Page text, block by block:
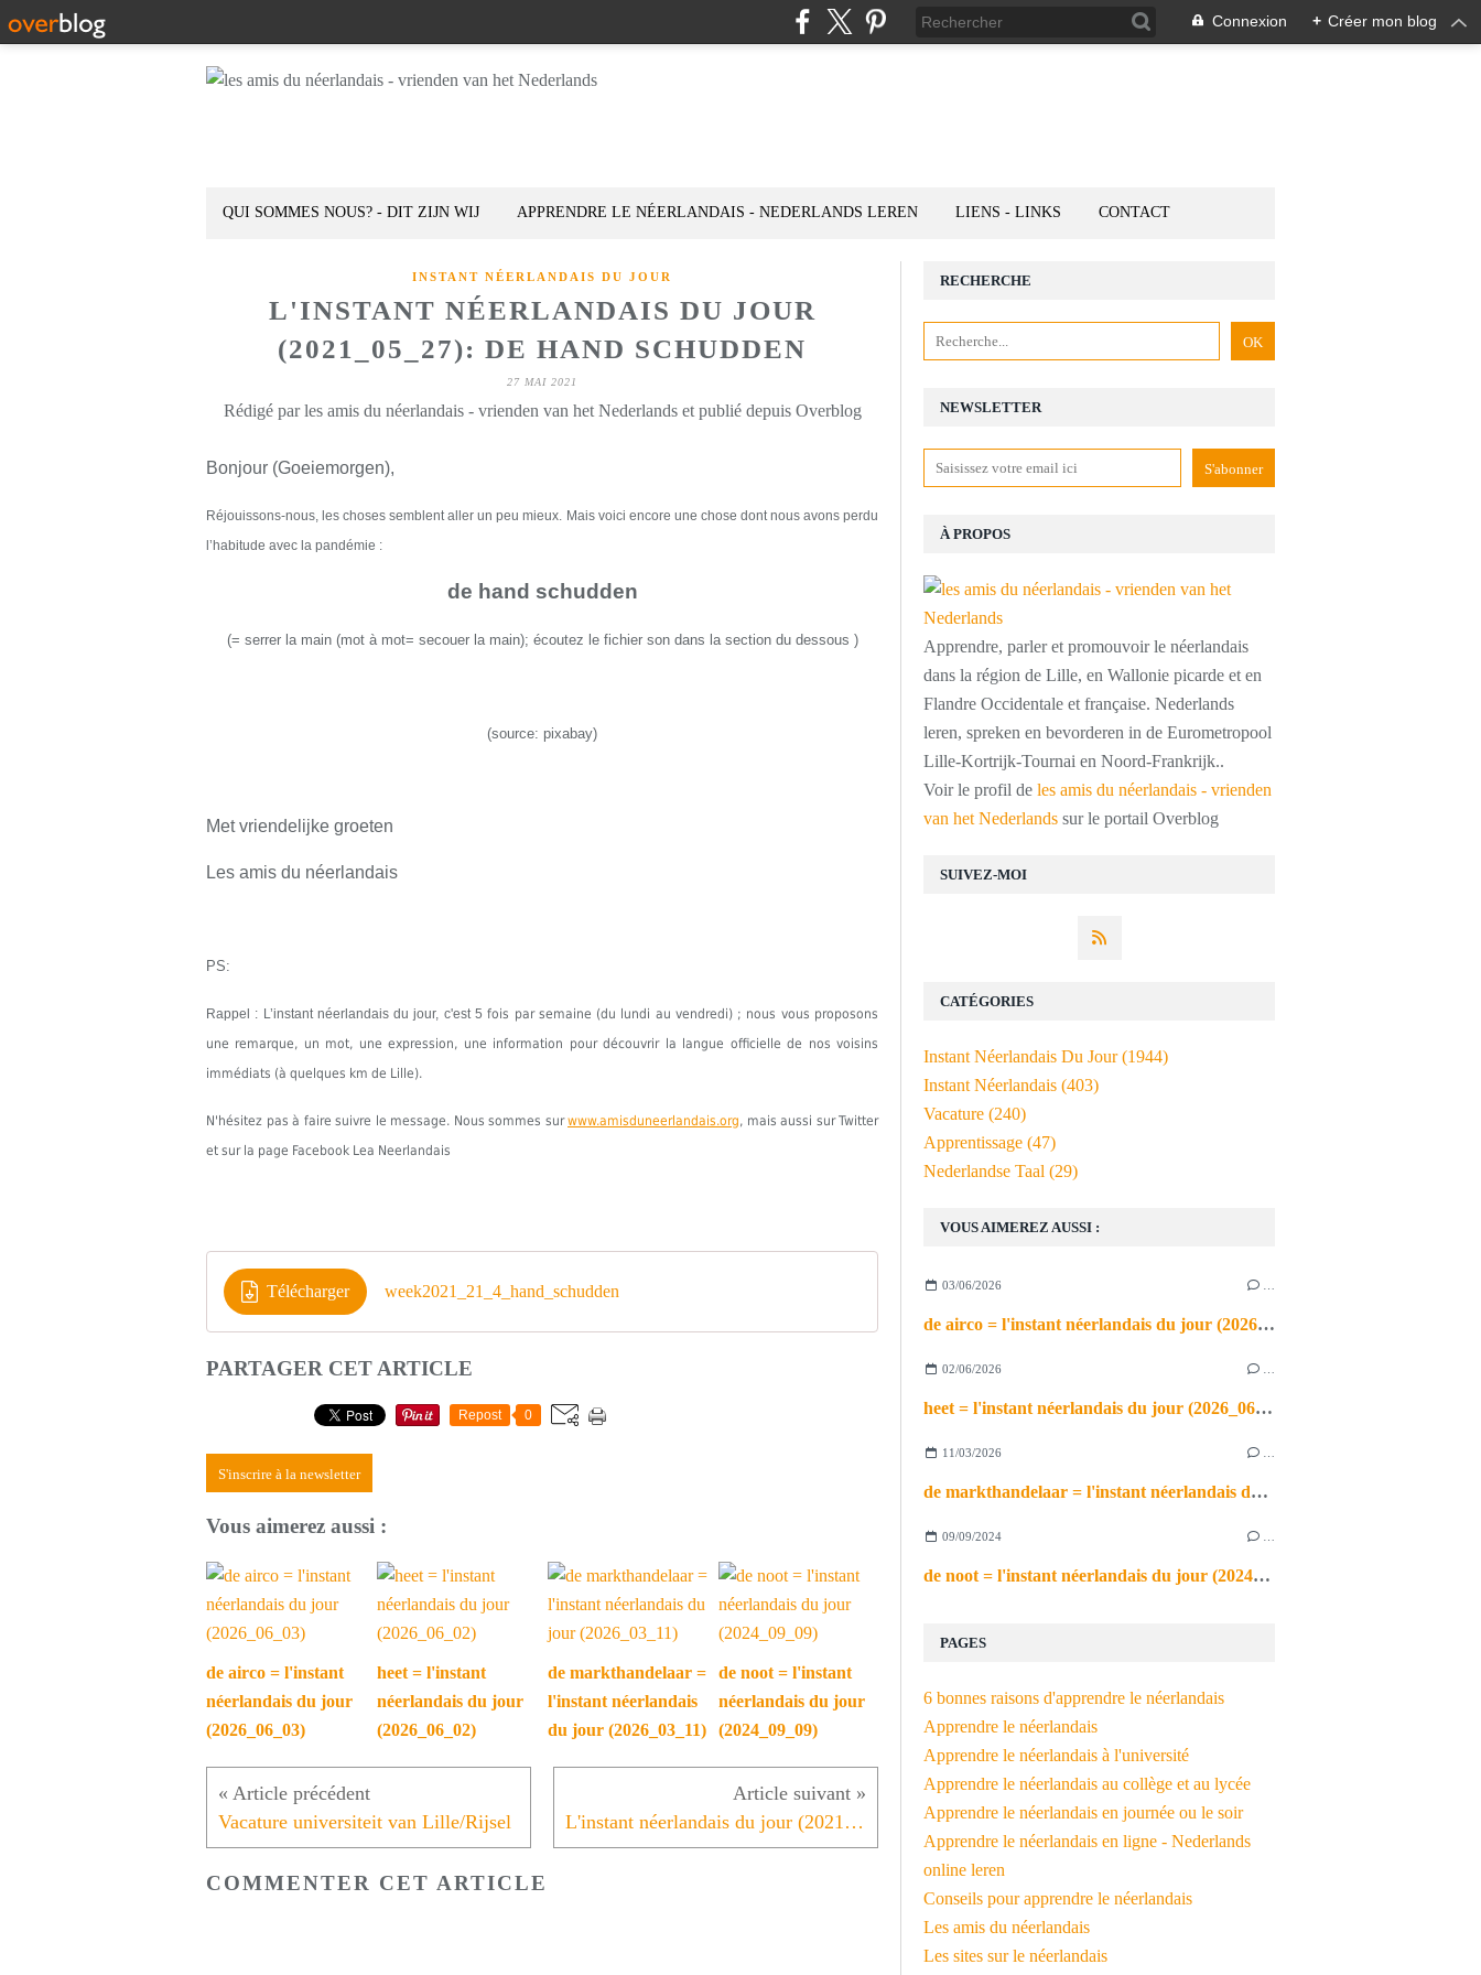
Connexion + Créer mon blog
QUI SOMMES NOUS? - DIT ZIJN WIJ APPRENDRE LE NÉERLANDAIS - NEDERLANDS LEREN LIENS - LINKS CONTACT
INSTANT NÉERLANDAIS DU JOUR
L'INSTANT NÉERLANDAIS DU JOUR
(2021_05_27): DE HAND SCHUDDEN
27 MAI 2021
Rédigé par les amis du néerlandais - vrienden van het Nederlands et publié depuis Overblog
Bonjour (Goeiemorgen),
Réjouissons-nous, les choses semblent aller un peu mieux. Mais voici encore une chose dont nous avons perdu
l’habitude avec la pandémie :
de hand schudden
(= serrer la main (mot à mot= secouer la main); écoutez le fichier son dans la section du dessous )
(source: pixabay)
Met vriendelijke groeten
Les amis du néerlandais
PS:
Rappel : L’instant néerlandais du jour, c'est 5 fois par semaine (du lundi au vendredi) ; nous vous proposons
une remarque, un mot, une expression, une information pour découvrir la langue officielle de nos voisins
immédiats (à quelques km de Lille).
N'hésitez pas à faire suivre le message. Nous sommes surwww.amisduneerlandais.org, mais aussi sur Twitter
et sur la page Facebook Lea Neerlandais
Télécharger week2021_21_4_hand_schudden
PARTAGER CET ARTICLE
Repost 0
S'inscrire à la newsletter
Vous aimerez aussi :
de airco = l'instant
néerlandais du jour
(2026_06_03)
heet = l'instant
néerlandais du jour
(2026_06_02)
de markthandelaar =
l'instant néerlandais
du jour (2026_03_11)
de noot = l'instant
néerlandais du jour
(2024_09_09)
Vacature universiteit van Lille/Rijsel L'instant néerlandais du jour (2021_05_28): een vuistje geven
COMMENTER CET ARTICLE
NEWSLETTER
SUIVEZ-MOI
RECHERCHE
À PROPOS
Apprendre, parler et promouvoir le néerlandais
dans la région de Lille, en Wallonie picarde et en
Flandre Occidentale et française. Nederlands
leren, spreken en bevorderen in de Eurometropool
Lille-Kortrijk-Tournai en Noord-Frankrijk..
Voir le profil de les amis du néerlandais - vrienden
van het Nederlands sur le portail Overblog
VOUS AIMEREZ AUSSI :
03/06/2026
de airco = l'instant néerlandais du jour (2026_06_03)
02/06/2026
heet = l'instant néerlandais du jour (2026_06_02)
11/03/2026
de markthandelaar = l'instant néerlandais du jour (2026_03_11)
09/09/2024
de noot = l'instant néerlandais du jour (2024_09_09)
PAGES
6 bonnes raisons d'apprendre le néerlandais
Apprendre le néerlandais
Apprendre le néerlandais à l'université
Apprendre le néerlandais au collège et au lycée
Apprendre le néerlandais en journée ou le soir
Apprendre le néerlandais en ligne - Nederlands
online leren
Conseils pour apprendre le néerlandais
Les amis du néerlandais
Les sites sur le néerlandais
CATÉGORIES
Instant Néerlandais Du Jour(1944)
Instant Néerlandais (403)
Vacature (240)
Apprentissage (47)
Nederlandse Taal (29)